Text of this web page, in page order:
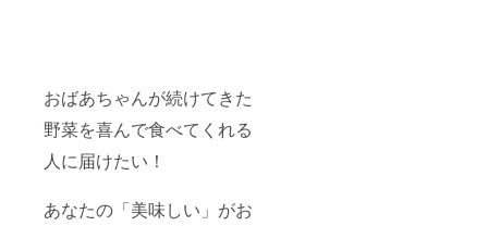
おばあちゃんが続けてきた
野菜を喜んで食べてくれる
人に届けたい！
あなたの「美味しい」がお